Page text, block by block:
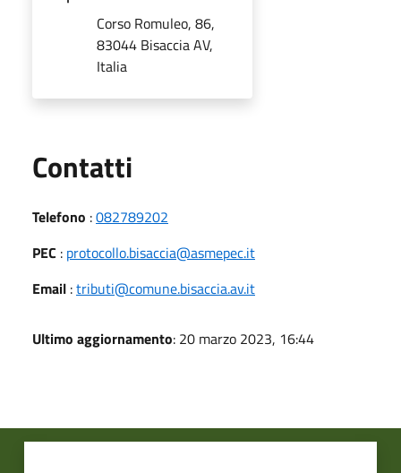
Corso Romuleo, 86,
83044 Bisaccia AV,
Italia
Contatti
Telefono :082789202
PEC : protocollo.bisaccia@asmepec.it
Email :tributi@comune.bisaccia.av.it
Ultimo aggiornamento: 20 marzo 2023, 16:44